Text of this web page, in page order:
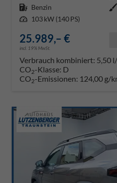
Kraftstoff Benzin Außenfarbe
Leistung 103 kW (140 PS)
25.989,– €
incl. 19% MwSt.
Verbrauch kombiniert: 5,50
CO2-Klasse: D
CO2-Emissionen: 124,00 g/